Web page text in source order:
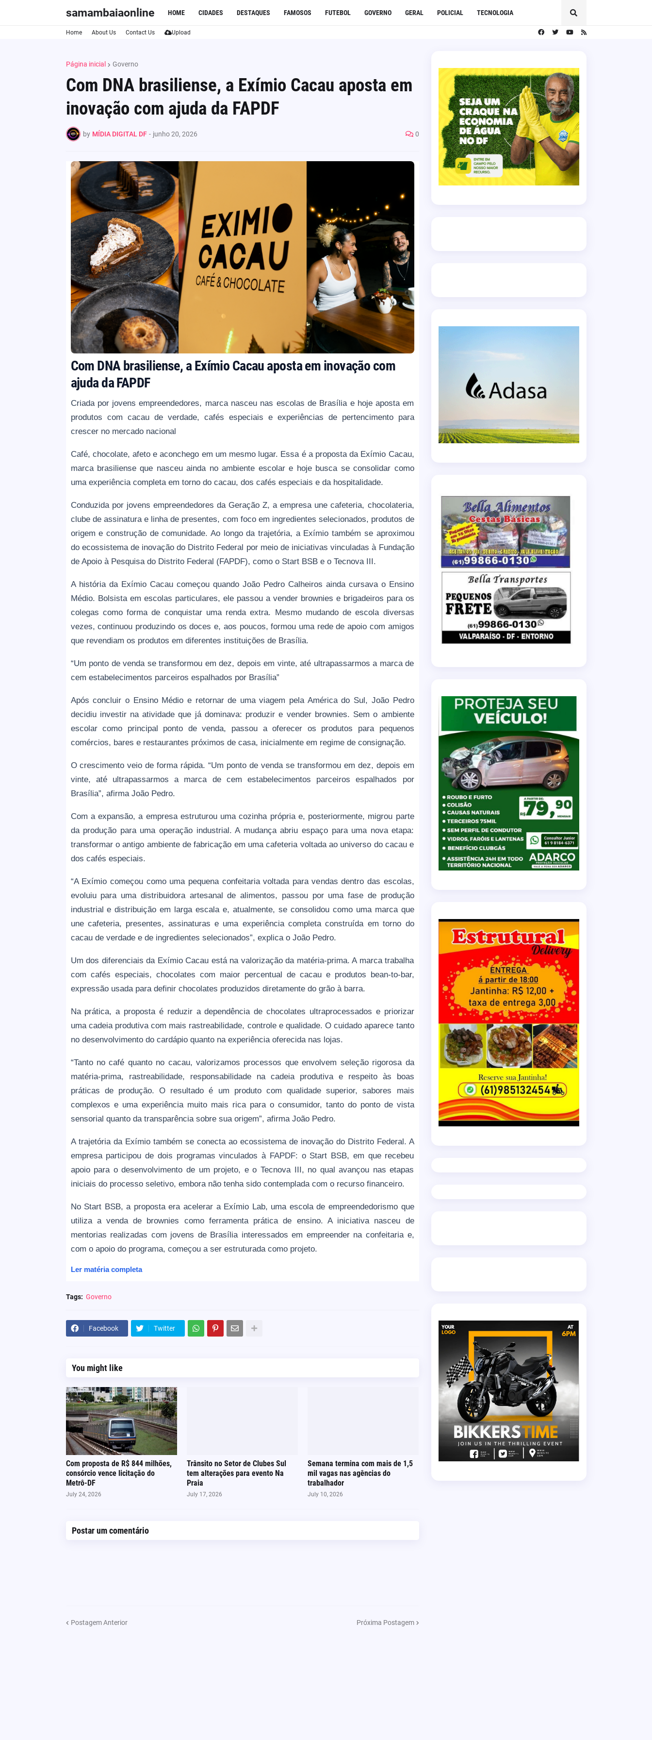
samambaiaonline HOME CIDADES DESTAQUES FAMOSOS FUTEBOL GOVERNO GERAL POLICIAL TECNOLOGIA
Home About Us Contact Us Upload
Página inicial Governo
Com DNA brasiliense, a Exímio Cacau aposta em
inovação com ajuda da FAPDF
by MÍDIA DIGITAL DF - junho 20, 2026 0
Com DNA brasiliense, a Exímio Cacau aposta em inovação com
ajuda da FAPDF
Criada por jovens empreendedores, marca nasceu nas escolas de Brasília e hoje aposta em
produtos com cacau de verdade, cafés especiais e experiências de pertencimento para
crescer no mercado nacional
Café, chocolate, afeto e aconchego em um mesmo lugar. Essa é a proposta da Exímio Cacau,
marca brasiliense que nasceu ainda no ambiente escolar e hoje busca se consolidar como
uma experiência completa em torno do cacau, dos cafés especiais e da hospitalidade.
Conduzida por jovens empreendedores da Geração Z, a empresa une cafeteria, chocolateria,
clube de assinatura e linha de presentes, com foco em ingredientes selecionados, produtos de
origem e construção de comunidade. Ao longo da trajetória, a Exímio também se aproximou
do ecossistema de inovação do Distrito Federal por meio de iniciativas vinculadas à Fundação
de Apoio à Pesquisa do Distrito Federal (FAPDF), como o Start BSB e o Tecnova III.
A história da Exímio Cacau começou quando João Pedro Calheiros ainda cursava o Ensino
Médio. Bolsista em escolas particulares, ele passou a vender brownies e brigadeiros para os
colegas como forma de conquistar uma renda extra. Mesmo mudando de escola diversas
vezes, continuou produzindo os doces e, aos poucos, formou uma rede de apoio com amigos
que revendiam os produtos em diferentes instituições de Brasília.
“Um ponto de venda se transformou em dez, depois em vinte, até ultrapassarmos a marca de
cem estabelecimentos parceiros espalhados por Brasília”
Após concluir o Ensino Médio e retornar de uma viagem pela América do Sul, João Pedro
decidiu investir na atividade que já dominava: produzir e vender brownies. Sem o ambiente
escolar como principal ponto de venda, passou a oferecer os produtos para pequenos
comércios, bares e restaurantes próximos de casa, inicialmente em regime de consignação.
O crescimento veio de forma rápida. “Um ponto de venda se transformou em dez, depois em
vinte, até ultrapassarmos a marca de cem estabelecimentos parceiros espalhados por
Brasília”, afirma João Pedro.
Com a expansão, a empresa estruturou uma cozinha própria e, posteriormente, migrou parte
da produção para uma operação industrial. A mudança abriu espaço para uma nova etapa:
transformar o antigo ambiente de fabricação em uma cafeteria voltada ao universo do cacau e
dos cafés especiais.
“A Exímio começou como uma pequena confeitaria voltada para vendas dentro das escolas,
evoluiu para uma distribuidora artesanal de alimentos, passou por uma fase de produção
industrial e distribuição em larga escala e, atualmente, se consolidou como uma marca que
une cafeteria, presentes, assinaturas e uma experiência completa construída em torno do
cacau de verdade e de ingredientes selecionados”, explica o João Pedro.
Um dos diferenciais da Exímio Cacau está na valorização da matéria-prima. A marca trabalha
com cafés especiais, chocolates com maior percentual de cacau e produtos bean-to-bar,
expressão usada para definir chocolates produzidos diretamente do grão à barra.
Na prática, a proposta é reduzir a dependência de chocolates ultraprocessados e priorizar
uma cadeia produtiva com mais rastreabilidade, controle e qualidade. O cuidado aparece tanto
no desenvolvimento do cardápio quanto na experiência oferecida nas lojas.
“Tanto no café quanto no cacau, valorizamos processos que envolvem seleção rigorosa da
matéria-prima, rastreabilidade, responsabilidade na cadeia produtiva e respeito às boas
práticas de produção. O resultado é um produto com qualidade superior, sabores mais
complexos e uma experiência muito mais rica para o consumidor, tanto do ponto de vista
sensorial quanto da transparência sobre sua origem”, afirma João Pedro.
A trajetória da Exímio também se conecta ao ecossistema de inovação do Distrito Federal. A
empresa participou de dois programas vinculados à FAPDF: o Start BSB, em que recebeu
apoio para o desenvolvimento de um projeto, e o Tecnova III, no qual avançou nas etapas
iniciais do processo seletivo, embora não tenha sido contemplada com o recurso financeiro.
No Start BSB, a proposta era acelerar a Exímio Lab, uma escola de empreendedorismo que
utiliza a venda de brownies como ferramenta prática de ensino. A iniciativa nasceu de
mentorias realizadas com jovens de Brasília interessados em empreender na confeitaria e,
com o apoio do programa, começou a ser estruturada como projeto.
Ler matéria completa
Tags: Governo
Facebook Twitter
You might like
Com proposta de R$ 844 milhões,
consórcio vence licitação do
Metrô-DF
July 24, 2026
Trânsito no Setor de Clubes Sul
tem alterações para evento Na
Praia
July 17, 2026
Semana termina com mais de 1,5
mil vagas nas agências do
trabalhador
July 10, 2026
Postar um comentário
Postagem Anterior Próxima Postagem